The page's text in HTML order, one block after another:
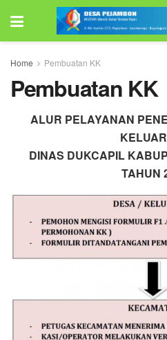
Home Pembuatan KK
Pembuatan KK
ALUR PELAYANAN
DINAS DUKCAPIL
TAHUN